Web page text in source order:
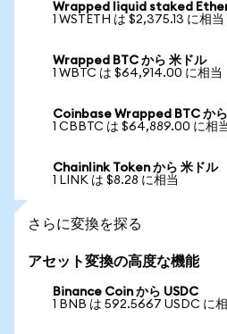
Wrapped liquid staked Ether
1 WSTETH は $2,375.13 に相当
Wrapped BTC から 米ドル
1 WBTC は $64,914.00 に相当
Coinbase Wrapped BTC か
1 CBBTC は $64,889.00 に相
Chainlink Token から 米ドル
1 LINK は $8.28 に相当
さらに変換を探る
アセット変換の高度な機能
Binance Coin から USDC
1 BNB は 592.5667 USDC に